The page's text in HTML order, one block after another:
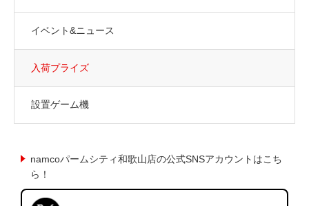
イベント&ニュース
入荷プライズ
設置ゲーム機
namcoパームシティ和歌山店の公式SNSアカウントはこち
ら！